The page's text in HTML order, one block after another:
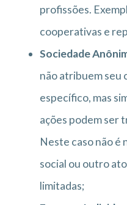
profissões.
cooperativas e
Sociedade
não atribuem seu
específico, mas
ações podem ser
Neste caso não
social ou outro
limitadas;